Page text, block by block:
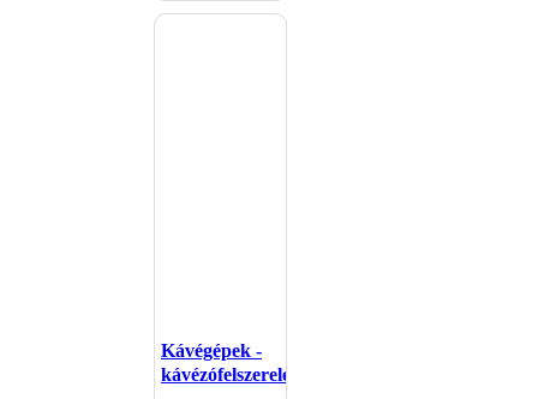
Kávégépek -
kávézófelszerelés